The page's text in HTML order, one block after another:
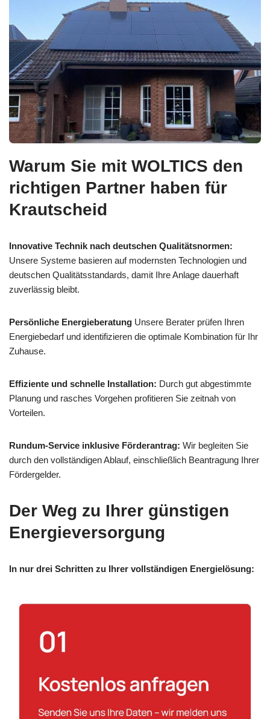
Warum Sie mit WOLTICS den
richtigen Partner haben für
Krautscheid
Innovative Technik nach deutschen Qualitätsnormen:
Unsere Systeme basieren auf modernsten Technologien und
deutschen Qualitätsstandards, damit Ihre Anlage dauerhaft
zuverlässig bleibt.
Persönliche Energieberatung Unsere Berater prüfen Ihren
Energiebedarf und identifizieren die optimale Kombination für Ihr
Zuhause.
Effiziente und schnelle Installation: Durch gut abgestimmte
Planung und rasches Vorgehen profitieren Sie zeitnah von
Vorteilen.
Rundum-Service inklusive Förderantrag: Wir begleiten Sie
durch den vollständigen Ablauf, einschließlich Beantragung Ihrer
Fördergelder.
Der Weg zu Ihrer günstigen
Energieversorgung
In nur drei Schritten zu Ihrer vollständigen Energielösung: